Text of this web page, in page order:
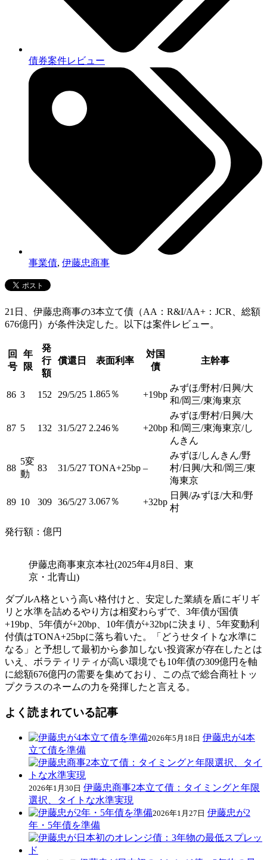
債券案件レビュー
事業債, 伊藤忠商事
21日、伊藤忠商事の3本立て債（AA：R&I/AA+：JCR、総額
676億円）が条件決定した。以下は案件レビュー。
回
号
年
限
発
行
額
償還日 表面利率
対国
債
主幹事
86 3 152 29/5/25 1.865％ +19bp
みずほ/野村/日興/大
和/岡三/東海東京
87 5 132 31/5/27 2.246％ +20bp
みずほ/野村/日興/大
和/岡三/東海東京/し
んきん
88
5変
動
83 31/5/27 TONA+25bp –
みずほ/しんきん/野
村/日興/大和/岡三/東
海東京
89 10 309 36/5/27 3.067％ +32bp
日興/みずほ/大和/野
村
発行額：億円
伊藤忠商事東京本社(2025年4月8日、東
京・北青山)
ダブルA格という高い格付けと、安定した業績を盾にギリギ
リと水準を詰めるやり方は相変わらずで、3年債が国債
+19bp、5年債が+20bp、10年債が+32bpに決まり、5年変動利
付債はTONA+25bpに落ち着いた。「どうせタイトな水準に
なる」と予想して最初から参加しない投資家が存在したとは
いえ、ボラティリティが高い環境でも10年債の309億円を軸
に総額676億円の需要を集めており、この点で総合商社トッ
プクラスのネームの力を発揮したと言える。
よく読まれている記事
2026年5月18日 伊藤忠が4本
立て債を準備
2026年1月30日 伊藤忠商事2本立て債：タイミングと年限
選択、タイトな水準実現
2026年1月27日 伊藤忠が2
年・5年債を準備